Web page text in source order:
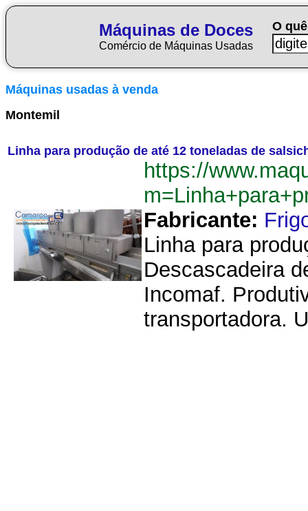
Máquinas de Doces
Comércio de Máquinas Usadas
O
Máquinas usadas à venda
Montemil
Linha para produção de até 12 toneladas de
https://
Fabricante:
Linha para
Descascadeira
Incomaf.
transportadora.